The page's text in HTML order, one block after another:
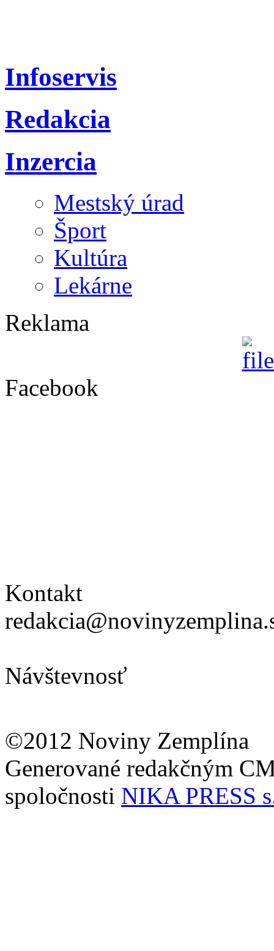
Infoservis
Redakcia
Inzercia
Mestský úrad
Šport
Kultúra
Lekárne
Reklama
Facebook
Kontakt
Návštevnosť
©2012 Noviny Zemplína
Generované redakčným
spoločnosti NIKA PRESS